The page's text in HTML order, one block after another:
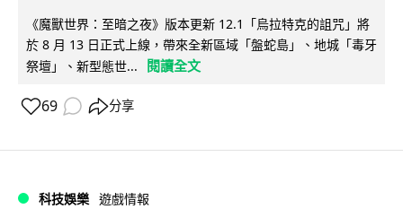
《魔獸世界：至暗之夜》版本更新 12.1「烏拉特克的詛咒」將
於 8 月 13 日正式上線，帶來全新區域「盤蛇島」、地城「毒牙
祭壇」、新型態世...
閱讀全文
69 分享
科技娛樂 遊戲情報